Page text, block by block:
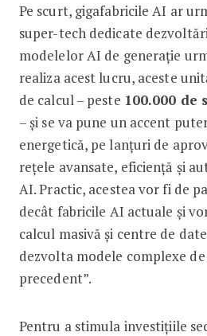
Pe scurt, gigafabricile AI ar
super-tech dedicate
modelelor AI de generație
realiza acest lucru, aceste
de calcul – peste 100.000 de
– și se va pune un accent
energetică, pe lanțuri de
rețele avansate, eficiență și
AI. Practic, acestea vor fi de
decât fabricile AI actuale și
calcul masivă și centre de
dezvolta modele complexe
precedent”.
Pentru a stimula investițiile